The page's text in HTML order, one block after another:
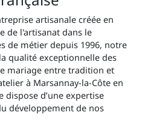
artisanale créée en
de l'artisanat dans le
de métier depuis 1996, notre
qualité exceptionnelle des
mariage entre tradition et
à Marsannay-la-Côte en
d’une expertise
développement de nos